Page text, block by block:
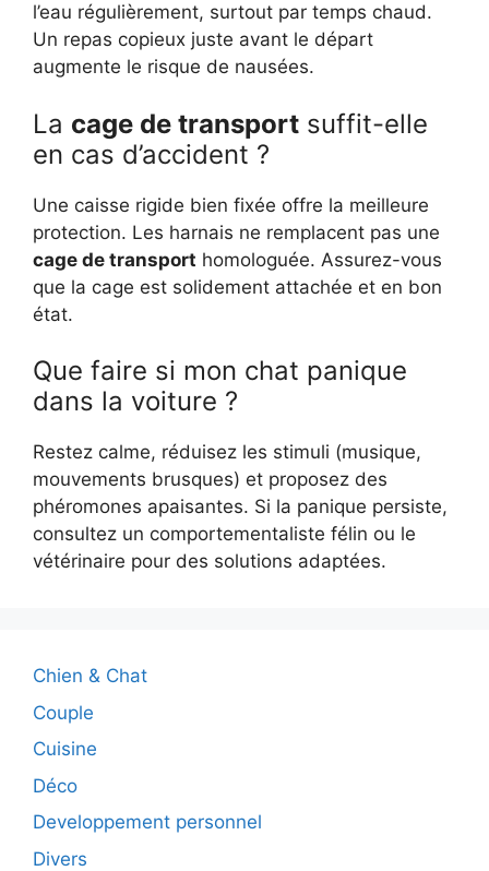
l’eau régulièrement, surtout par temps chaud.
Un repas copieux juste avant le départ
augmente le risque de nausées.
La cage de transport suffit-elle
en cas d’accident ?
Une caisse rigide bien fixée offre la meilleure
protection. Les harnais ne remplacent pas une
cage de transport homologuée. Assurez-vous
que la cage est solidement attachée et en bon
état.
Que faire si mon chat panique
dans la voiture ?
Restez calme, réduisez les stimuli (musique,
mouvements brusques) et proposez des
phéromones apaisantes. Si la panique persiste,
consultez un comportementaliste félin ou le
vétérinaire pour des solutions adaptées.
Chien & Chat
Couple
Cuisine
Déco
Developpement personnel
Divers